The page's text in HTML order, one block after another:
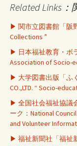
Related Links
▶ 関市立図書館「阪
Collections ”
▶ 日本福祉教育・ボ
Association of Socio-
▶ 大学図書出版「ふく
CO.,LTD. “ Socio-
▶ 全国社会福祉協議
ーク：National
and Volunteer
▶ 福祉新聞社「福祉